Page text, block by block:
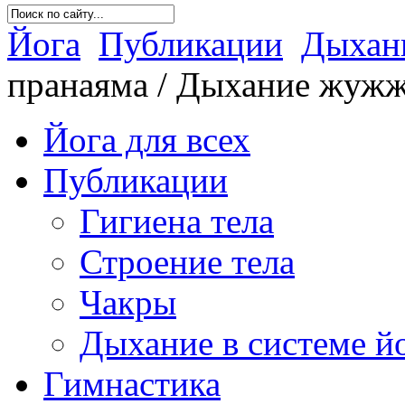
Йога Публикации
пранаяма / Дыхание
Йога для всех
Публикации
Гигиена тела
Строение тела
Чакры
Дыхание в системе
Гимнастика